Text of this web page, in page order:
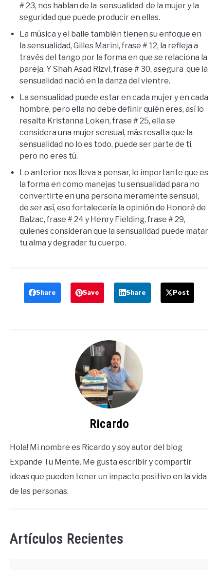
# 23, nos hablan de la sensualidad de la mujer y la
seguridad que puede producir en ellas.
La música y el baile también tienen su enfoque en
la sensualidad, Gilles Marini, frase # 12, la refleja a
través del tango por la forma en que se relaciona la
pareja. Y Shah Asad Rizvi, frase # 30, asegura que la
sensualidad nació en la danza del vientre.
La sensualidad puede estar en cada mujer y en cada
hombre, pero ella no debe definir quién eres, así lo
resalta Kristanna Loken, frase # 25, ella se
considera una mujer sensual, más resalta que la
sensualidad no lo es todo, puede ser parte de ti,
pero no eres tú.
Lo anterior nos lleva a pensar, lo importante que es
la forma en como manejas tu sensualidad para no
convertirte en una persona meramente sensual,
de ser así, eso fortalecería la opinión de Honoré de
Balzac, frase # 24 y Henry Fielding, frase # 29,
quienes consideran que la sensualidad puede matar
tu alma y degradar tu cuerpo.
Share Save Share Post
Ricardo
Hola! Mi nombre es Ricardo y soy autor del blog
Expande Tu Mente. Me gusta escribir y compartir
ideas que pueden tener un impacto positivo en la vida
de las personas.
Artículos Recientes